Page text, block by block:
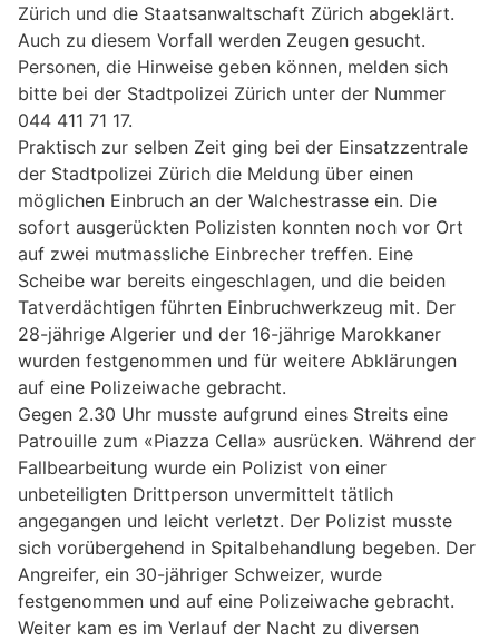
Zürich und die Staatsanwaltschaft Zürich abgeklärt.
Auch zu diesem Vorfall werden Zeugen gesucht.
Personen, die Hinweise geben können, melden sich
bitte bei der Stadtpolizei Zürich unter der Nummer
044 411 71 17.
Praktisch zur selben Zeit ging bei der Einsatzzentrale
der Stadtpolizei Zürich die Meldung über einen
möglichen Einbruch an der Walchestrasse ein. Die
sofort ausgerückten Polizisten konnten noch vor Ort
auf zwei mutmassliche Einbrecher treffen. Eine
Scheibe war bereits eingeschlagen, und die beiden
Tatverdächtigen führten Einbruchwerkzeug mit. Der
28-jährige Algerier und der 16-jährige Marokkaner
wurden festgenommen und für weitere Abklärungen
auf eine Polizeiwache gebracht.
Gegen 2.30 Uhr musste aufgrund eines Streits eine
Patrouille zum «Piazza Cella» ausrücken. Während der
Fallbearbeitung wurde ein Polizist von einer
unbeteiligten Drittperson unvermittelt tätlich
angegangen und leicht verletzt. Der Polizist musste
sich vorübergehend in Spitalbehandlung begeben. Der
Angreifer, ein 30-jähriger Schweizer, wurde
festgenommen und auf eine Polizeiwache gebracht.
Weiter kam es im Verlauf der Nacht zu diversen